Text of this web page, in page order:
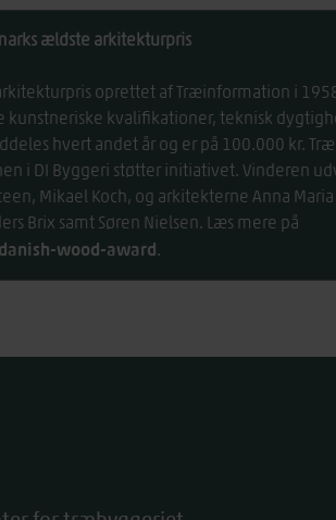
ældste arkitekturpris
oprettet af Træinformation i
kunstneriske kvalifikationer, teknisk
hvert andet år og er på 100.000 kr.
i DI Byggeri støtter initiativet. Vinderen
Mikael Koch, og arkitekterne Anna
Brix samt Søren Nielsen. Læs mere på
wood-award.